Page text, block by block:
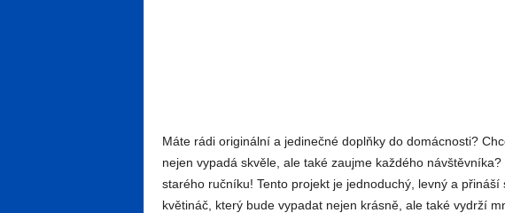
Máte rádi originální a jedinečné doplňky do domácnosti?
nejen vypadá skvěle, ale také zaujme každého
starého ručníku! Tento projekt je jednoduchý, levný a
květináč, který bude vypadat nejen krásně, ale také vydrží